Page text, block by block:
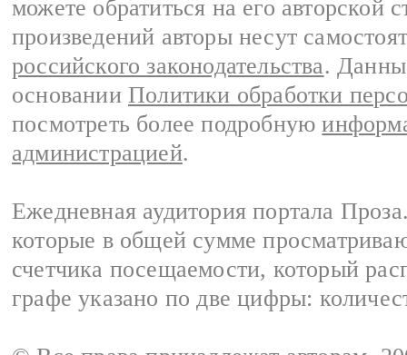
можете обратиться на его авторской
произведений авторы несут
российского законодательства.
основании Политики обработки
посмотреть более подробную
администрацией.
Ежедневная аудитория портала
которые в общей сумме
счетчика посещаемости, который
графе указано по две цифры: